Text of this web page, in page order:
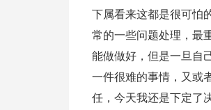
下属看来这都是很可怕
常的一些问题处理，最
能做做好，但是一旦自
一件很难的事情，又或
任，今天我还是下定了